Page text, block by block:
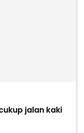
jalan kaki